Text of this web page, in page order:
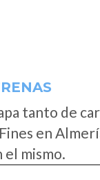
tanto de
en
el mismo.